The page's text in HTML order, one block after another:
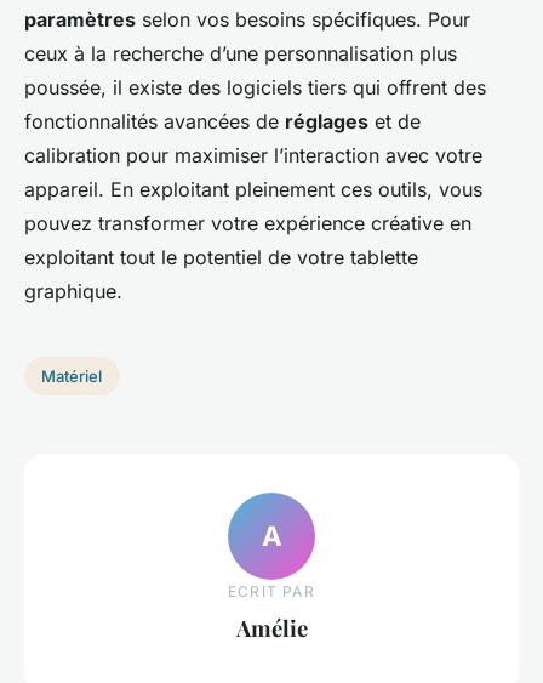
paramètres selon vos besoins spécifiques. Pour
ceux à la recherche d’une personnalisation plus
poussée, il existe des logiciels tiers qui offrent des
fonctionnalités avancées de réglages et de
calibration pour maximiser l’interaction avec votre
appareil. En exploitant pleinement ces outils, vous
pouvez transformer votre expérience créative en
exploitant tout le potentiel de votre tablette
graphique.
Matériel
A
ECRIT PAR
Amélie